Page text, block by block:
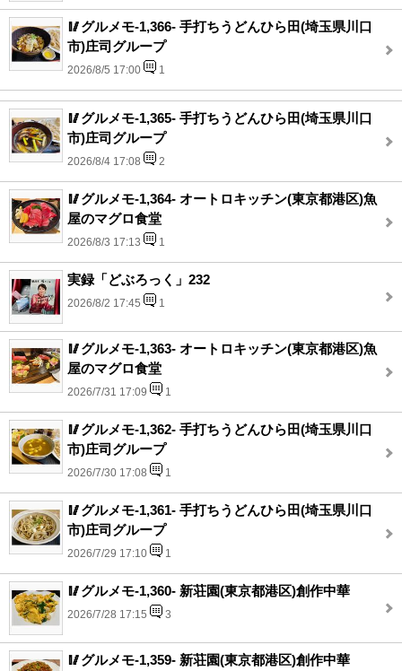
🥢グルメモ-1,366- 手打ちうどんひら田(埼玉県川口
市)庄司グループ
2026/8/5 17:00 1
🥢グルメモ-1,365- 手打ちうどんひら田(埼玉県川口
市)庄司グループ
2026/8/4 17:08 2
🥢グルメモ-1,364- オートロキッチン(東京都港区)魚
屋のマグロ食堂
2026/8/3 17:13 1
実録「どぶろっく」232
2026/8/2 17:45 1
🥢グルメモ-1,363- オートロキッチン(東京都港区)魚
屋のマグロ食堂
2026/7/31 17:09 1
🥢グルメモ-1,362- 手打ちうどんひら田(埼玉県川口
市)庄司グループ
2026/7/30 17:08 1
🥢グルメモ-1,361- 手打ちうどんひら田(埼玉県川口
市)庄司グループ
2026/7/29 17:10 1
🥢グルメモ-1,360- 新荘園(東京都港区)創作中華
2026/7/28 17:15 3
🥢グルメモ-1,359- 新荘園(東京都港区)創作中華